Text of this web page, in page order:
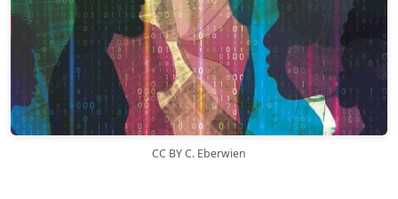
CC BY C. Eberwien